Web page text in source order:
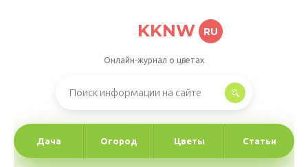
KKNW RU
Онлайн-журнал о цветах
Дача Огород Цветы Статьи